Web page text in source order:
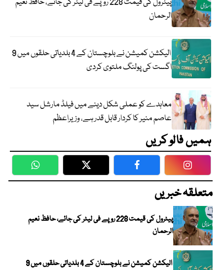
الرحمان
الیکشن کمیشن نے بلوچستان کے 4 بلدیاتی حلقوں میں 9
اگست کی پولنگ ملتوی کردی
معاہدے کو عملی شکل دینے میں فیلڈ مارشل سید
عاصم منیر کا کردار قابل قدر ہے، وزیراعظم
ہمیں فالو کریں
WhatsApp Twitter Facebook
متعلقہ خبریں
پیٹرول کی قیمت 228 روپے فی لیٹر کی جائے، حافظ نعیم
الرحمان
الیکشن کمیشن نے بلوچستان کے 4 بلدیاتی حلقوں میں 9